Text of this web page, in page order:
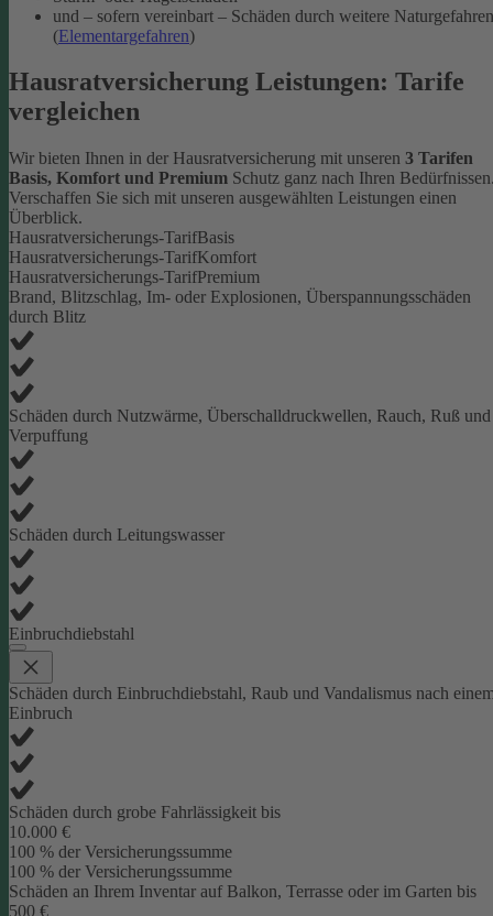
und – sofern vereinbart – Schäden durch weitere Naturgefahren
(Elementargefahren)
Hausratversicherung Leistungen: Tarife
vergleichen
Wir bieten Ihnen in der Hausratversicherung mit unseren 3 Tarifen
Basis, Komfort und Premium Schutz ganz nach Ihren
Verschaffen Sie sich mit unseren ausgewählten Leistungen einen
Überblick.
Hausratversicherungs-TarifBasis
Hausratversicherungs-TarifKomfort
Hausratversicherungs-TarifPremium
Brand, Blitzschlag, Im- oder Explosionen, Überspannungsschäden
durch Blitz
Schäden durch Nutzwärme, Überschalldruckwellen, Rauch, Ruß und
Verpuffung
Schäden durch Leitungswasser
Einbruchdiebstahl
Schäden durch Einbruchdiebstahl, Raub und Vandalismus nach
Einbruch
Schäden durch grobe Fahrlässigkeit bis
10.000 €
100 % der Versicherungssumme
100 % der Versicherungssumme
Schäden an Ihrem Inventar auf Balkon, Terrasse oder im Garten bis
500 €